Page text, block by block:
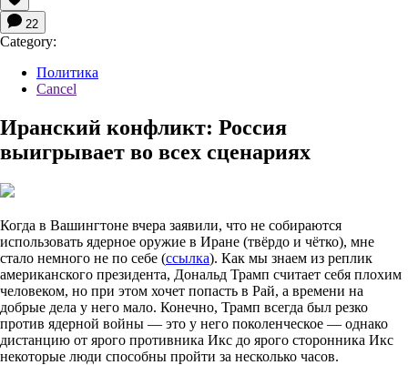
22
Category:
Политика
Cancel
Иранский конфликт: Россия
выигрывает во всех сценариях
Когда в Вашингтоне вчера заявили, что не собираются
использовать ядерное оружие в Иране (твёрдо и чётко), мне
стало немного не по себе (ссылка). Как мы знаем из реплик
американского президента, Дональд Трамп считает себя плохим
человеком, но при этом хочет попасть в Рай, а времени на
добрые дела у него мало. Конечно, Трамп всегда был резко
против ядерной войны — это у него поколенческое — однако
дистанцию от ярого противника Икс до ярого сторонника Икс
некоторые люди способны пройти за несколько часов.